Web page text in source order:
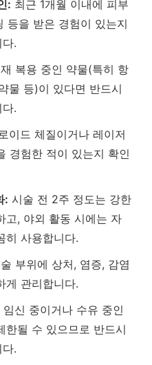
: 최근 1개월 이내에 피부
등을 받은 경험이 있는지
.
복용 중인 약물(특히 항
물 등)이 있다면 반드시
.
이드 체질이거나 레이저
경험한 적이 있는지 확인
: 시술 전 2주 정도는 강한
고, 야외 활동 시에는 자
히 사용합니다.
부위에 상처, 염증, 감염
게 관리합니다.
임신 중이거나 수유 중인
한될 수 있으므로 반드시
.